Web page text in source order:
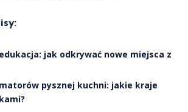
jak odkrywać nowe miejsca z
pysznej kuchni: jakie kraje